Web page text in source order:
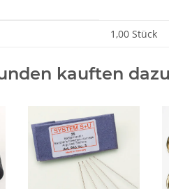
1,00 Stück
kauften